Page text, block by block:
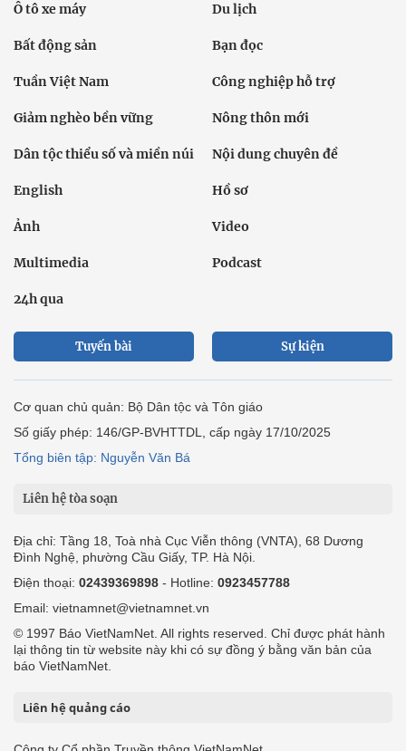
Ô tô xe máy Du lịch
Bất động sản Bạn đọc
Tuần Việt Nam Công nghiệp hỗ trợ
Giảm nghèo bền vững Nông thôn mới
Dân tộc thiểu số và miền núi Nội dung chuyên đề
English Hồ sơ
Ảnh Video
Multimedia Podcast
24h qua
Tuyến bài Sự kiện
Cơ quan chủ quản: Bộ Dân tộc và Tôn giáo
Số giấy phép: 146/GP-BVHTTDL, cấp ngày 17/10/2025
Tổng biên tập: Nguyễn Văn Bá
Liên hệ tòa soạn
Địa chỉ: Tầng 18, Toà nhà Cục Viễn thông (VNTA), 68 Dương
Đình Nghệ, phường Cầu Giấy, TP. Hà Nội.
Điện thoại: 02439369898 - Hotline: 0923457788
Email: vietnamnet@vietnamnet.vn
© 1997 Báo VietNamNet. All rights reserved. Chỉ được phát hành
lại thông tin từ website này khi có sự đồng ý bằng văn bản của
báo VietNamNet.
Liên hệ quảng cáo